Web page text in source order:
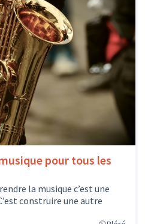
pour tous les
la musique c’est une
construire une autre